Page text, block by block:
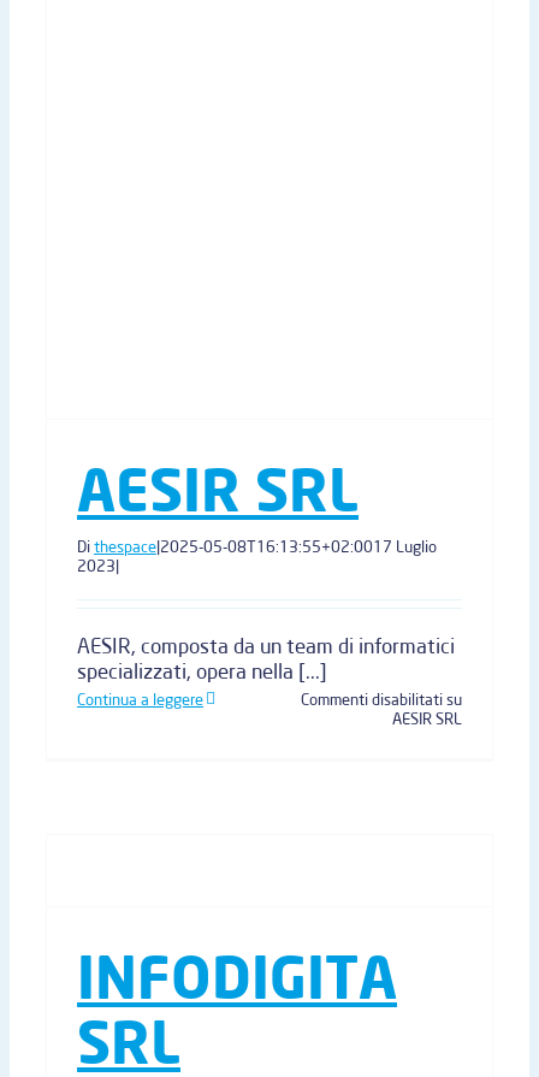
AESIR SRL
Dithespace|2025-05-08T16:13:55+02:0017 Luglio
2023|
AESIR, composta da un team di informatici
specializzati, opera nella [...]
Continua a leggere Commenti disabilitatisu
AESIR SRL
INFODIGITA
SRL